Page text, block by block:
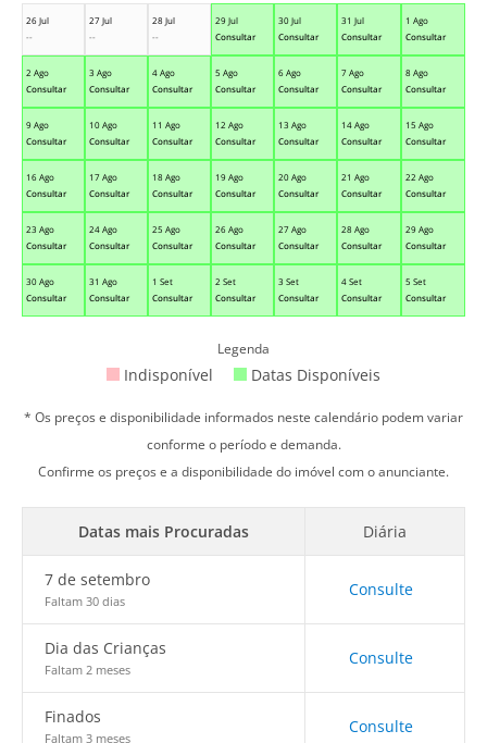
26 Jul
--
27 Jul
--
28 Jul
--
29 Jul
Consultar
30 Jul
Consultar
31 Jul
Consultar
1 Ago
Consultar
2 Ago
Consultar
3 Ago
Consultar
4 Ago
Consultar
5 Ago
Consultar
6 Ago
Consultar
7 Ago
Consultar
8 Ago
Consultar
9 Ago
Consultar
10 Ago
Consultar
11 Ago
Consultar
12 Ago
Consultar
13 Ago
Consultar
14 Ago
Consultar
15 Ago
Consultar
16 Ago
Consultar
17 Ago
Consultar
18 Ago
Consultar
19 Ago
Consultar
20 Ago
Consultar
21 Ago
Consultar
22 Ago
Consultar
23 Ago
Consultar
24 Ago
Consultar
25 Ago
Consultar
26 Ago
Consultar
27 Ago
Consultar
28 Ago
Consultar
29 Ago
Consultar
30 Ago
Consultar
31 Ago
Consultar
1 Set
Consultar
2 Set
Consultar
3 Set
Consultar
4 Set
Consultar
5 Set
Consultar
Legenda
Indisponível Datas Disponíveis
* Os preços e disponibilidade informados neste calendário podem variar
conforme o período e demanda.
Confirme os preços e a disponibilidade do imóvel com o anunciante.
Datas mais Procuradas Diária
7 de setembro
Faltam 30 dias
Consulte
Dia das Crianças
Faltam 2 meses
Consulte
Finados
Faltam 3 meses
Consulte